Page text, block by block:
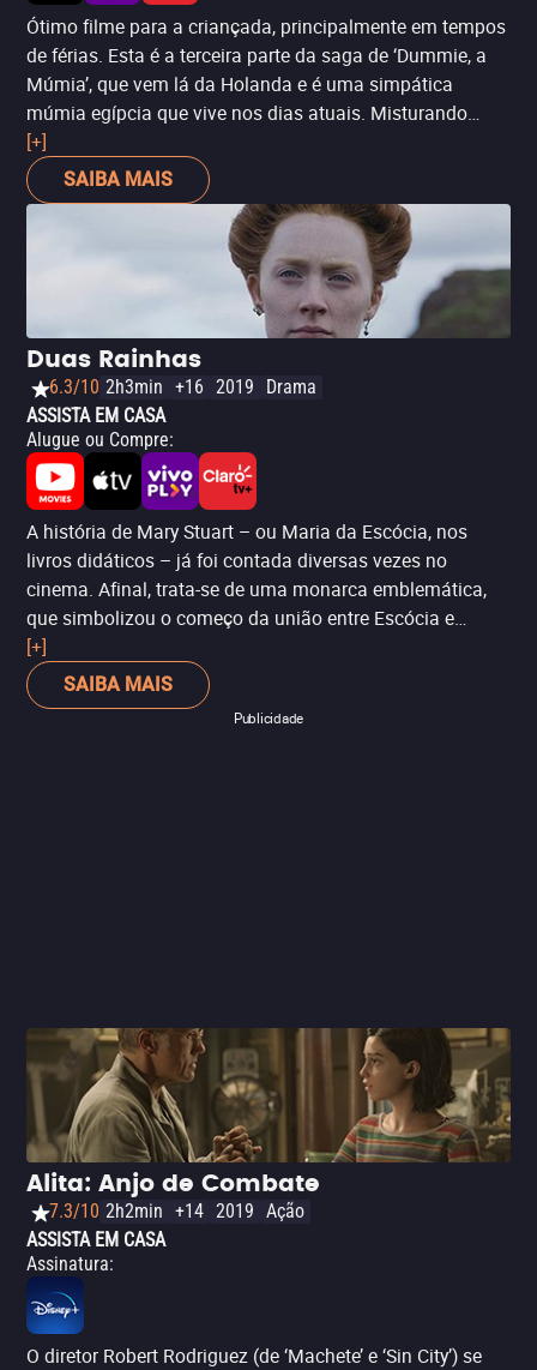
Ótimo filme para a criançada, principalmente em tempos
de férias. Esta é a terceira parte da saga de ‘Dummie, a
Múmia’, que vem lá da Holanda e é uma simpática
múmia egípcia que vive nos dias atuais. Misturando
comédia e aventura, ‘A Tumba de Achnetut’ tem bastante
humor pastelão – além de ser uma ótima desculpa para
mergulhar na cultura do Antigo Egito.
[+]
SAIBA MAIS
Duas Rainhas
6.3/10 2h3min +16 2019
Drama
ASSISTA EM CASA
Alugue ou Compre:
A história de Mary Stuart – ou Maria da Escócia, nos
livros didáticos – já foi contada diversas vezes no
cinema. Afinal, trata-se de uma monarca emblemática,
que simbolizou o começo da união entre Escócia e
Inglaterra, que daria origem ao Reino Unido. Desta vez,
ela é vivida por Saorise Ronan (‘Lady Bird’), enquanto
Margot Robbie (‘ Eu, Tonya’) interpreta a grande
[+]
SAIBA MAIS
Publicidade
Alita: Anjo de Combate
7.3/10 2h2min +14 2019 Ação
ASSISTA EM CASA
Assinatura:
O diretor Robert Rodriguez (de ‘Machete’ e ‘Sin City’) se